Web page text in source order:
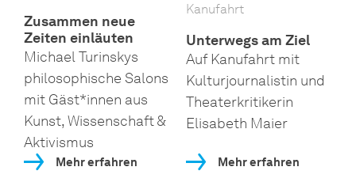
Zusammen neue
Zeiten einläuten
Michael Turinskys
philosophische Salons
mit Gäst*innen aus
Kunst, Wissenschaft &
Aktivismus
Mehr erfahren
Kanufahrt
Unterwegs am Ziel
Auf Kanufahrt mit
Kulturjournalistin und
Theaterkritikerin
Elisabeth Maier
Mehr erfahren